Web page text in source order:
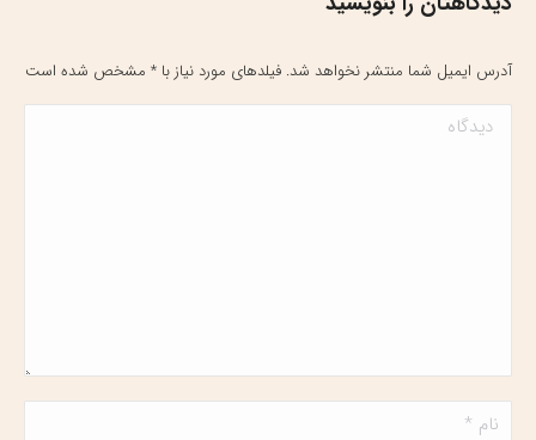
آدرس ایمیل شما منتشر نخواهد شد. فیلدهای مورد نیاز با * مشخص شده است
دیدگاه
نام *